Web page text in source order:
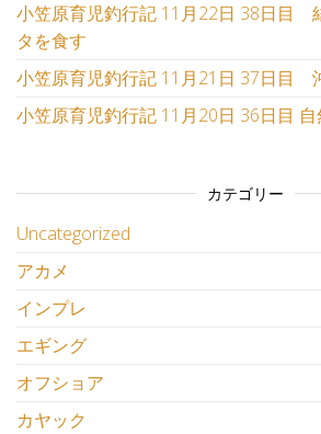
小笠原育児釣行記 11月22日 38日目
タを食す
小笠原育児釣行記 11月21日 37日目
小笠原育児釣行記 11月20日 36日目
カテゴリー
Uncategorized
アカメ
インプレ
エギング
オフショア
カヤック